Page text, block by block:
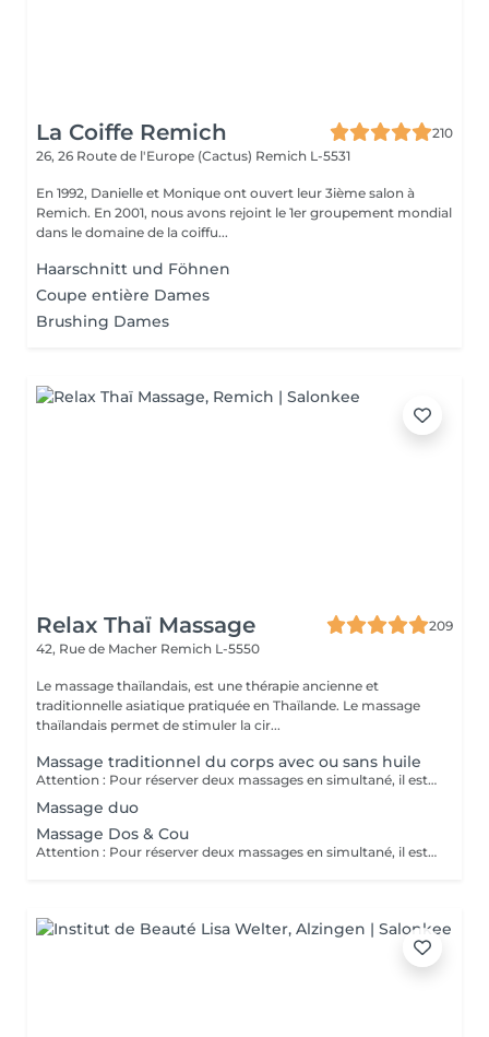
La Coiffe Remich
210
26, 26 Route de l'Europe (Cactus) Remich L-5531
En 1992, Danielle et Monique ont ouvert leur 3ième salon à
Remich. En 2001, nous avons rejoint le 1er groupement mondial
dans le domaine de la coiffu...
Haarschnitt und Föhnen
Coupe entière Dames
Brushing Dames
Relax Thaï Massage
209
42, Rue de Macher Remich L-5550
Le massage thaïlandais, est une thérapie ancienne et
traditionnelle asiatique pratiquée en Thaïlande. Le massage
thaïlandais permet de stimuler la cir...
Massage traditionnel du corps avec ou sans huile
Attention : Pour réserver deux massages en simultané, il est nécessaire de procéder à deux réservations séparées. Ajouter deux services dans une seule réservation entraînera la programmation des rendez-vous l'un après l'autre, et non en même temps. Si besoin, vous pouvez également nous contacter par téléphone au 691 603 983. Merci !
Massage duo
Massage Dos & Cou
Attention : Pour réserver deux massages en simultané, il est nécessaire de procéder à deux réservations séparées. Ajouter deux services dans une seule réservation entraînera la programmation des rendez-vous l'un après l'autre, et non en même temps. Si besoin, vous pouvez également nous contacter par téléphone au 691 603 983. Merci !